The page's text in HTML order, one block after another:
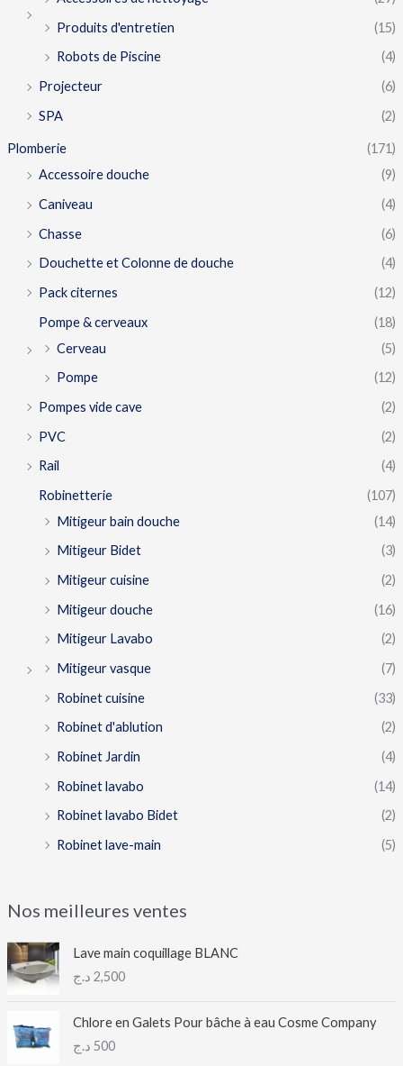
Produits d'entretien
(15)
Robots de Piscine
(4)
Projecteur
(6)
SPA
(2)
Plomberie
(171)
Accessoire douche
(9)
Caniveau
(4)
Chasse
(6)
Douchette et Colonne de douche
(4)
Pack citernes
(12)
Pompe & cerveaux
(18)
Cerveau
(5)
Pompe
(12)
Pompes vide cave
(2)
PVC
(2)
Rail
(4)
Robinetterie
(107)
Mitigeur bain douche
(14)
Mitigeur Bidet
(3)
Mitigeur cuisine
(2)
Mitigeur douche
(16)
Mitigeur Lavabo
(2)
Mitigeur vasque
(7)
Robinet cuisine
(33)
Robinet d'ablution
(2)
Robinet Jardin
(4)
Robinet lavabo
(14)
Robinet lavabo Bidet
(2)
Robinet lave-main
(5)
Nos meilleures ventes
Lave main coquillage BLANC
2,500 د.ج
Chlore en Galets Pour bâche à eau Cosme Company
500 د.ج